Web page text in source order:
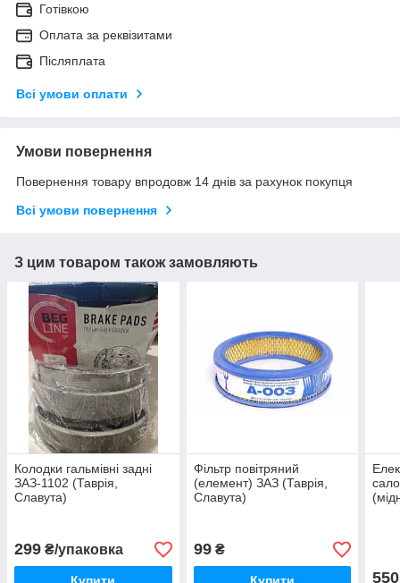
Готівкою
Оплата за реквізитами
Післяплата
Всі умови оплати
Умови повернення
Повернення товару впродовж 14 днів за рахунок покупця
Всі умови повернення
З цим товаром також замовляють
Колодки гальмівні задні
ЗАЗ-1102 (Таврія,
Славута)
299 ₴/упаковка
Фільтр повітряний
(елемент) ЗАЗ (Таврія,
Славута)
99₴
550